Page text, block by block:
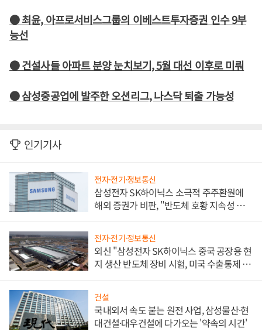
● 최윤, 아프로서비스그룹의 이베스트투자증권 인수 9부
능선
● 건설사들 아파트 분양 눈치보기, 5월 대선 이후로 미뤄
● 삼성중공업에 발주한 오션리그, 나스닥 퇴출 가능성
인기기사
전자·전기·정보통신
삼성전자 SK하이닉스 소극적 주주환원에
해외 증권가 비판, "반도체 호황 지속성 의
전자·전기·정보통신
외신 "삼성전자 SK하이닉스 중국 공장용 현
지 생산 반도체 장비 시험, 미국 수출통제 대
건설
국내외서 속도 붙는 원전 사업, 삼성물산·현
대건설·대우건설에 다가오는 '약속의 시간'